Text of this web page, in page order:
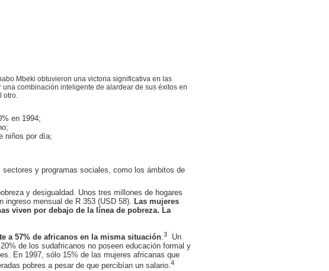
Mbeki obtuvieron una victoria significativa en las
combinación inteligente de alardear de sus éxitos en
otro.
en 1994;
niños por día;
y programas sociales, como los ámbitos de
y desigualdad. Unos tres millones de hogares
mensual de R 353 (USD 58).
Las mujeres
viven por debajo de la línea de pobreza. La
a 57% de africanos en la misma situación.3
Un
de los sudafricanos no poseen educación formal y
En 1997, sólo 15% de las mujeres africanas que
pobres a pesar de que percibían un salario.4